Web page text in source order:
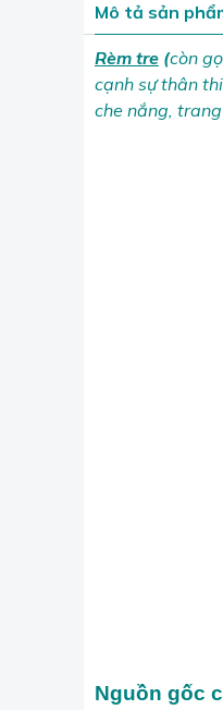
Mô tả sản
Rèm tre (còn
cạnh sự thân
che nắng,
Nguồn gốc